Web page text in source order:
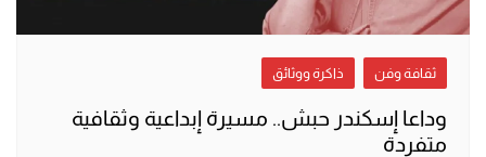
ثقافة وفن ذاكرة ووثائق
وداعا إسكندر حبش.. مسيرة إبداعية وثقافية
متفردة